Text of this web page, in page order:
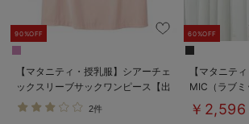
90%OFF
【マタニティ・授乳服】シアーチェ
ックスリーブサックワンピース【出
産後も長く使える】
2件
60%OFF
【マタニテ
MIC（ラブミ
ワンピース
￥2,596